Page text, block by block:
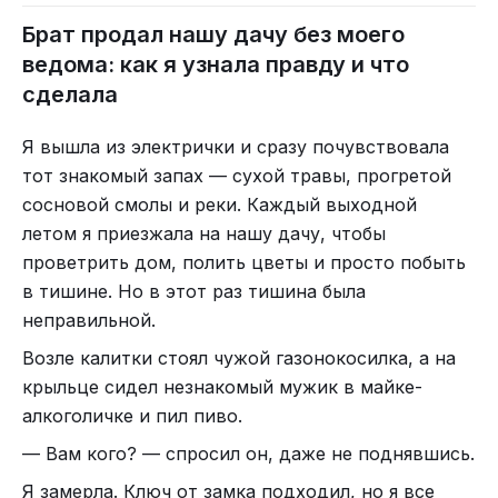
кровью залил? Кровью был забрызган монитор
аппарата. В крови были провода и присоски
грудных отведений. Прищепки от стандартных
Пришлось мне всю дорогу отмывать
кардиограф, периодически матеря Майора. А
когда я вернулась с вызова на базу ко мне
подошла врач, с которой работал Майор Вихрь,
и сказала:
- Ты зачем Майора подставила? Сказала бы мне,
- Ага. И манжету от тонометра постирала, и за
пару минут её высушила? А затем со мной на
отмывала? Ты так это видишь? Было бы там
немного крови на ящике, я и сама отмыла. А так
вводят в разведении). Спросила я Асю, почему
нет доступа? Ася ответила, что родственники
сказали, что вена у неё одна всего, и попасть в
сейчас уехала. ¯\_(ツ)_/¯
На кардиограмме пациентке, которую сделали
до нашего приезда, половина плёнки нечитаема,
на второй половине можно разглядеть
фибрилляцию предсердий. Краем уха ловлю
слова Майора Вихря о том, что давление у
женщины 120/80. Что же она бледная то такая?
Выслушав Майора Вихря, Виктор Петрович
говорит, что бригада может ехать. Бригада
моментом собралась и покинула квартиру.
Виктор Петрович начинает осматривать
пациентку и опрашивать родственников. На
квартиры Вера купила дом в Темрюке и открыла
лавку по продаже "фруктов-продуктов". Тогда
цены на недвижимость в Темрюке были
Вера с Сашей всё ещё живут вместе.
Возвращаться на Урал не собираются. Вот так
случайное знакомство изменило жизнь двух
людей.
Брат продал нашу дачу без моего
ведома: как я узнала правду и что
сделала
Я вышла из электрички и сразу почувствовала
тот знакомый запах — сухой травы, прогретой
сосновой смолы и реки. Каждый выходной
летом я приезжала на нашу дачу, чтобы
проветрить дом, полить цветы и просто побыть
в тишине. Но в этот раз тишина была
неправильной.
Возле калитки стоял чужой газонокосилка, а на
крыльце сидел незнакомый мужик в майке-
алкоголичке и пил пиво.
— Вам кого? — спросил он, даже не поднявшись.
Я замерла. Ключ от замка подходил, но я все